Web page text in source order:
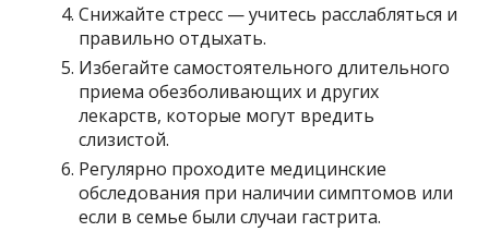
Снижайте стресс — учитесь расслабляться и
правильно отдыхать.
Избегайте самостоятельного длительного
приема обезболивающих и других
лекарств, которые могут вредить
слизистой.
Регулярно проходите медицинские
обследования при наличии симптомов или
если в семье были случаи гастрита.